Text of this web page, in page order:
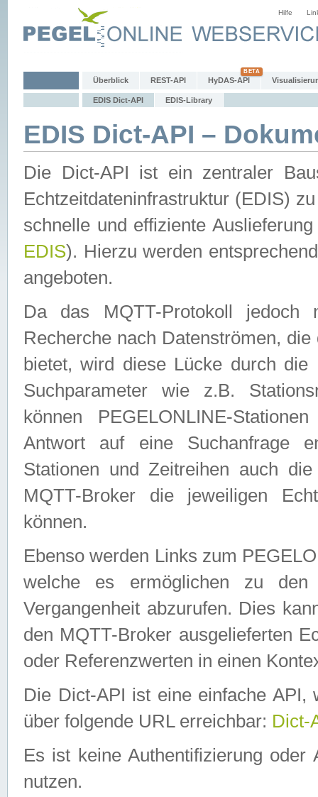
Hilfe
Überblick REST-API HyDAS-API
EDIS Dict-API EDIS-Library
EDIS Dict-API –
Die Dict-API ist ein zentraler
Echtzeitdateninfrastruktur (EDIS)
schnelle und effiziente
EDIS). Hierzu werden
angeboten.
Da das MQTT-Protokoll jedoch
Recherche nach Datenströmen,
bietet, wird diese Lücke durch die
Suchparameter wie z.B.
können PEGELONLINE-
Antwort auf eine Suchanfrage
Stationen und Zeitreihen auch
MQTT-Broker die jeweiligen
können.
Ebenso werden Links zum
welche es ermöglichen zu den
Vergangenheit abzurufen. Dies
den MQTT-Broker ausgelieferten
oder Referenzwerten in einen
Die Dict-API ist eine einfache API,
über folgende URL erreichbar: Dict-
Es ist keine Authentifizierung
nutzen.